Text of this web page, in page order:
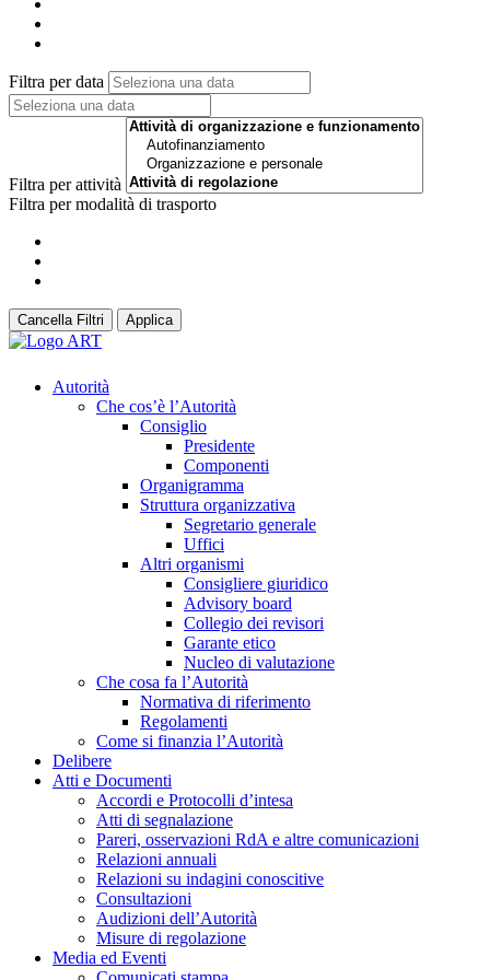
Filtra per data
Filtra per attività
Filtra per modalità di trasporto
Cancella Filtri Applica
Autorità
Che cos’è l’Autorità
Consiglio
Presidente
Componenti
Organigramma
Struttura organizzativa
Segretario generale
Uffici
Altri organismi
Consigliere giuridico
Advisory board
Collegio dei revisori
Garante etico
Nucleo di valutazione
Che cosa fa l’Autorità
Normativa di riferimento
Regolamenti
Come si finanzia l’Autorità
Delibere
Atti e Documenti
Accordi e Protocolli d’intesa
Atti di segnalazione
Pareri, osservazioni RdA e altre comunicazioni
Relazioni annuali
Relazioni su indagini conoscitive
Consultazioni
Audizioni dell’Autorità
Misure di regolazione
Media ed Eventi